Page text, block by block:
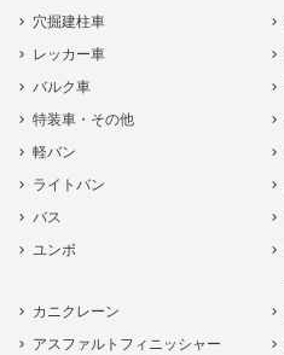
穴掘建柱車
レッカー車
バルク車
特装車・その他
軽バン
ライトバン
バス
ユンボ
カニクレーン
アスファルトフィニッシャー